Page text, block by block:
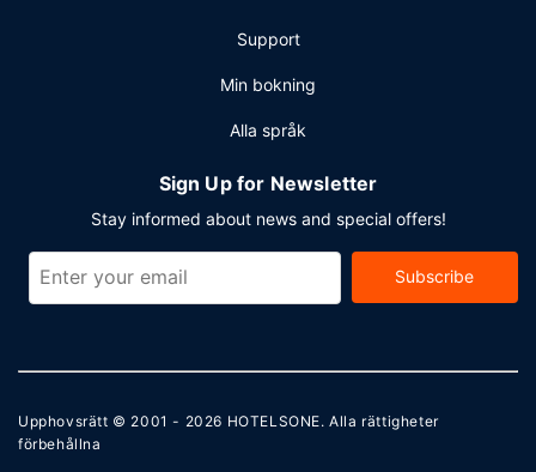
Support
Min bokning
Alla språk
Sign Up for Newsletter
Stay informed about news and special offers!
Subscribe
Upphovsrätt © 2001 - 2026 HOTELSONE. Alla rättigheter
förbehållna